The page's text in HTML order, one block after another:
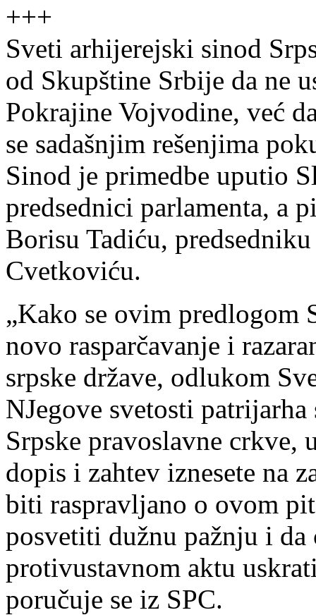
+++
Sveti arhijerejski sinod
od Skupštine Srbije da ne
Pokrajine Vojvodine, već
se sadašnjim rešenjima
Sinod je primedbe uputio
predsednici parlamenta, a
Borisu Tadiću,
Cvetkoviću.
„Kako se ovim predlogom
novo rasparčavanje i
srpske države, odlukom
NJegove svetosti
Srpske pravoslavne crkve,
dopis i zahtev iznesete na
biti raspravljano o ovom
posvetiti dužnu pažnju i
protivustavnom aktu
poručuje se iz SPC.